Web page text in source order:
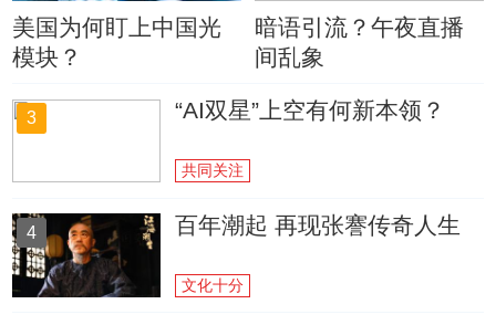
美国为何盯上中国光
模块？
暗语引流？午夜直播
间乱象
3 “AI双星”上空有何新本领？
共同关注
4 百年潮起 再现张謇传奇人生
文化十分